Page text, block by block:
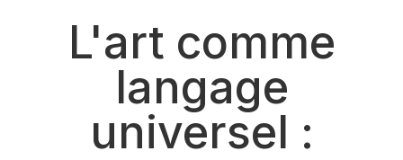
L'art comme
langage
universel :